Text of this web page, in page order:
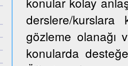
derslere/kurslara
gözleme olanağı
konularda